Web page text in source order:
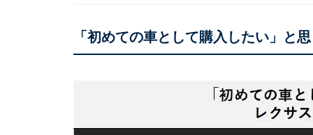
「初めての車として購入したい」と